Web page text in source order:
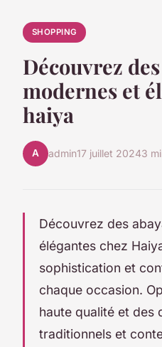
SHOPPING
Découvrez
modernes et
haiya
A admin17 juillet 20243
Découvrez des
élégantes chez
sophistication et
chaque occasion.
haute qualité et des
traditionnels et